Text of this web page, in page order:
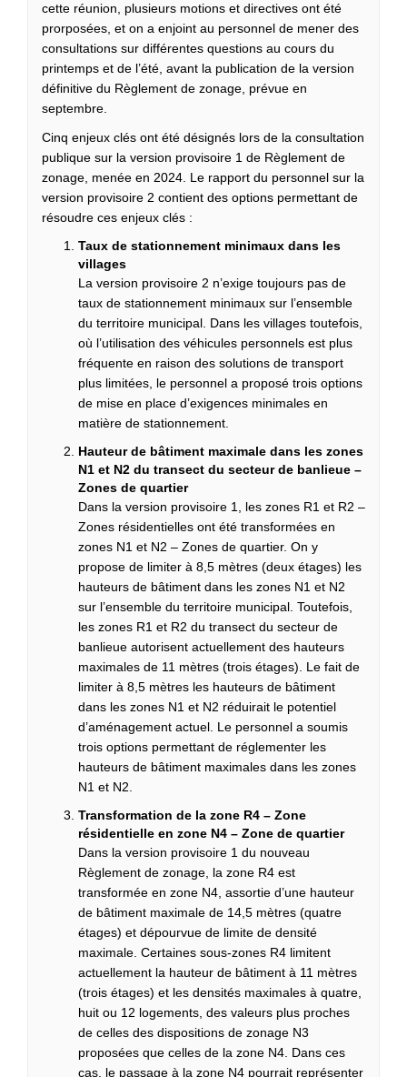
cette réunion, plusieurs motions et directives ont été
prorposées, et on a enjoint au personnel de mener des
consultations sur différentes questions au cours du
printemps et de l’été, avant la publication de la version
définitive du Règlement de zonage, prévue en
septembre.
Cinq enjeux clés ont été désignés lors de la consultation
publique sur la version provisoire 1 de Règlement de
zonage, menée en 2024. Le rapport du personnel sur la
version provisoire 2 contient des options permettant de
résoudre ces enjeux clés :
Taux de stationnement minimaux dans les
villages
La version provisoire 2 n’exige toujours pas de
taux de stationnement minimaux sur l’ensemble
du territoire municipal. Dans les villages toutefois,
où l’utilisation des véhicules personnels est plus
fréquente en raison des solutions de transport
plus limitées, le personnel a proposé trois options
de mise en place d’exigences minimales en
matière de stationnement.
Hauteur de bâtiment maximale dans les zones
N1 et N2 du transect du secteur de banlieue –
Zones de quartier
Dans la version provisoire 1, les zones R1 et R2 –
Zones résidentielles ont été transformées en
zones N1 et N2 – Zones de quartier. On y
propose de limiter à 8,5 mètres (deux étages) les
hauteurs de bâtiment dans les zones N1 et N2
sur l’ensemble du territoire municipal. Toutefois,
les zones R1 et R2 du transect du secteur de
banlieue autorisent actuellement des hauteurs
maximales de 11 mètres (trois étages). Le fait de
limiter à 8,5 mètres les hauteurs de bâtiment
dans les zones N1 et N2 réduirait le potentiel
d’aménagement actuel. Le personnel a soumis
trois options permettant de réglementer les
hauteurs de bâtiment maximales dans les zones
N1 et N2.
Transformation de la zone R4 – Zone
résidentielle en zone N4 – Zone de quartier
Dans la version provisoire 1 du nouveau
Règlement de zonage, la zone R4 est
transformée en zone N4, assortie d’une hauteur
de bâtiment maximale de 14,5 mètres (quatre
étages) et dépourvue de limite de densité
maximale. Certaines sous-zones R4 limitent
actuellement la hauteur de bâtiment à 11 mètres
(trois étages) et les densités maximales à quatre,
huit ou 12 logements, des valeurs plus proches
de celles des dispositions de zonage N3
proposées que celles de la zone N4. Dans ces
cas, le passage à la zone N4 pourrait représenter